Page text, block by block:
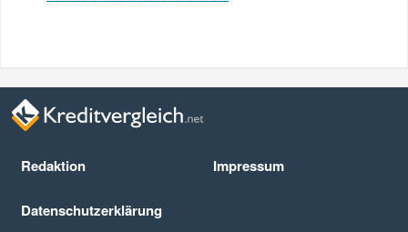
Redaktion Impressum
Datenschutz­erklärung